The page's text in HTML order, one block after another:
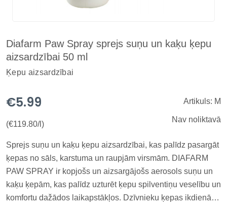
Diafarm Paw Spray sprejs suņu un kaķu ķepu
aizsardzībai 50 ml
Ķepu aizsardzībai
€5.99
(€119.80/l)
Artikuls: M
Nav noliktavā
Sprejs suņu un kaķu ķepu aizsardzībai, kas palīdz pasargāt
ķepas no sāls, karstuma un raupjām virsmām. DIAFARM
PAW SPRAY ir kopjošs un aizsargājošs aerosols suņu un
kaķu ķepām, kas palīdz uzturēt ķepu spilventiņu veselību un
komfortu dažādos laikapstākļos. Dzīvnieku ķepas ikdienā